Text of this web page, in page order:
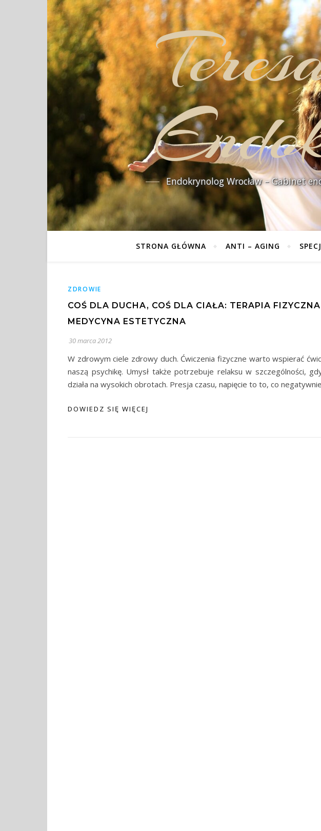
Endokrynolog Wrocław – Gabinet
STRONA GŁÓWNA ANTI – AGING
ZDROWIE
COŚ DLA DUCHA, COŚ DLA CIAŁA: TERAPIA
MEDYCYNA ESTETYCZNA
30 marca 2012
W zdrowym ciele zdrowy duch. Ćwiczenia fizyczne warto wspierać
naszą psychikę. Umysł także potrzebuje relaksu w szczególności,
działa na wysokich obrotach. Presja czasu, napięcie to to, co
DOWIEDZ SIĘ WIĘCEJ